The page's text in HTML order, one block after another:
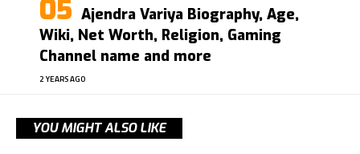
Ajendra Variya Biography, Age,
Wiki, Net Worth, Religion, Gaming
Channel name and more
2 YEARS AGO
YOU MIGHT ALSO LIKE